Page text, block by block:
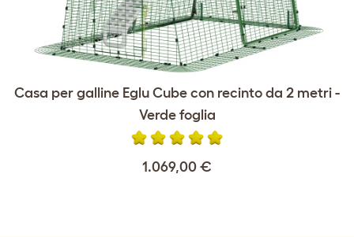
Casa per galline Eglu Cube con recinto da 2 metri -
Verde foglia
1.069,00 €